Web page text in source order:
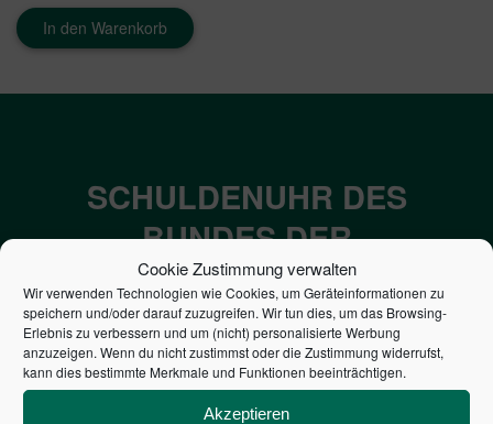
Cookie Zustimmung verwalten
Wir verwenden Technologien wie Cookies, um Geräteinformationen zu
speichern und/oder darauf zuzugreifen. Wir tun dies, um das Browsing-
Erlebnis zu verbessern und um (nicht) personalisierte Werbung
anzuzeigen. Wenn du nicht zustimmst oder die Zustimmung widerrufst,
kann dies bestimmte Merkmale und Funktionen beeinträchtigen.
Akzeptieren
In den Warenkorb
SCHULDENUHR DES
BUNDES DER
STEUERZAHLER
7,052€
NEUVERSCHULDUNG
PRO SEKUNDE